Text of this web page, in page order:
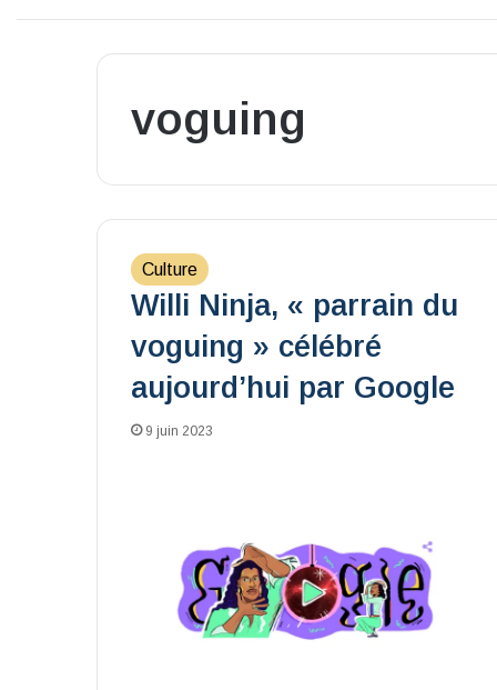
voguing
Culture
Willi Ninja, « parrain du
voguing » célébré
aujourd’hui par Google
9 juin 2023